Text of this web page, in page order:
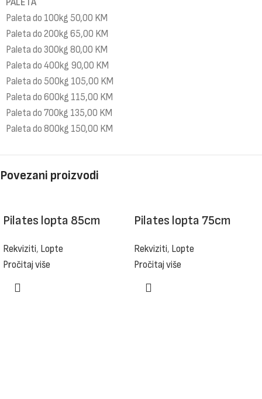
Paleta do 100kg 50,00 KM
Paleta do 200kg 65,00 KM
Paleta do 300kg 80,00 KM
Paleta do 400kg 90,00 KM
Paleta do 500kg 105,00 KM
Paleta do 600kg 115,00 KM
Paleta do 700kg 135,00 KM
Paleta do 800kg 150,00 KM
Povezani proizvodi
Pilates lopta 85cm
Rekviziti, Lopte
Pročitaj više
Pilates lopta 75cm
Rekviziti, Lopte
Pročitaj više